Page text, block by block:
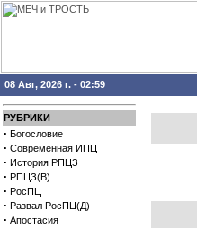
08 Авг, 2026 г. - 02:59
РУБРИКИ
· Богословие
· Современная ИПЦ
· История РПЦЗ
· РПЦЗ(В)
· РосПЦ
· Развал РосПЦ(Д)
· Апостасия